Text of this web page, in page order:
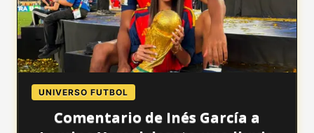
UNIVERSO FUTBOL
Comentario de Inés García a